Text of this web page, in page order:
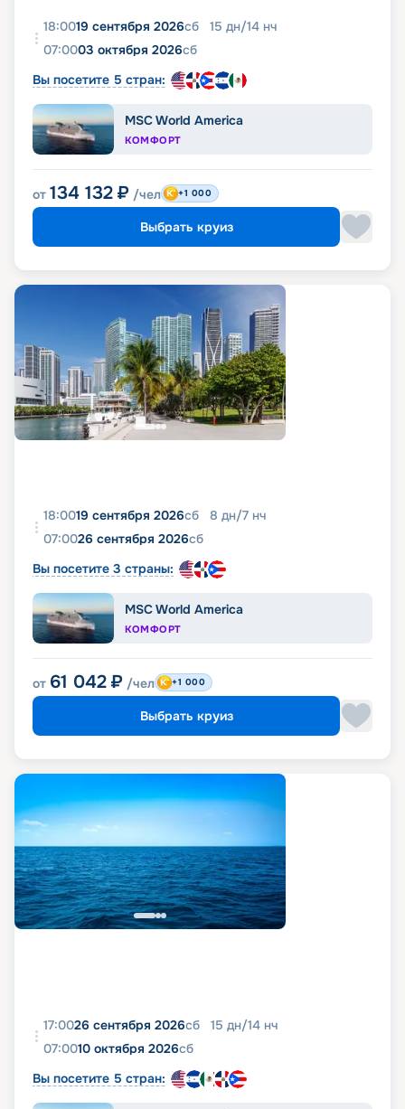
18:0019 сентября 2026сб 15 дн/14 нч
07:0003 октября 2026сб
Вы посетите 5 стран:
MSC World America
КОМФОРТ
от 134 132 ₽ /чел +1 000
Выбрать круиз
18:0019 сентября 2026сб 8 дн/7 нч
07:0026 сентября 2026сб
Вы посетите 3 страны:
MSC World America
КОМФОРТ
от 61 042 ₽ /чел +1 000
Выбрать круиз
17:0026 сентября 2026сб 15 дн/14 нч
07:0010 октября 2026сб
Вы посетите 5 стран: